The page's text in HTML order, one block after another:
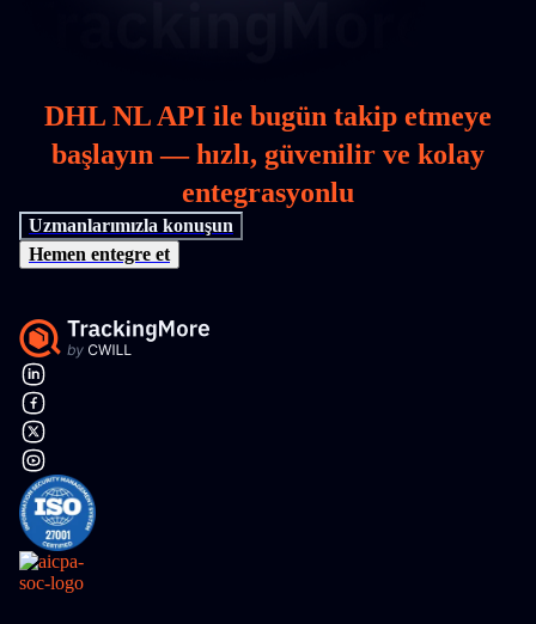
DHL NL API ile bugün takip etmeye
başlayın — hızlı, güvenilir ve kolay
entegrasyonlu
Uzmanlarımızla konuşun
Hemen entegre et